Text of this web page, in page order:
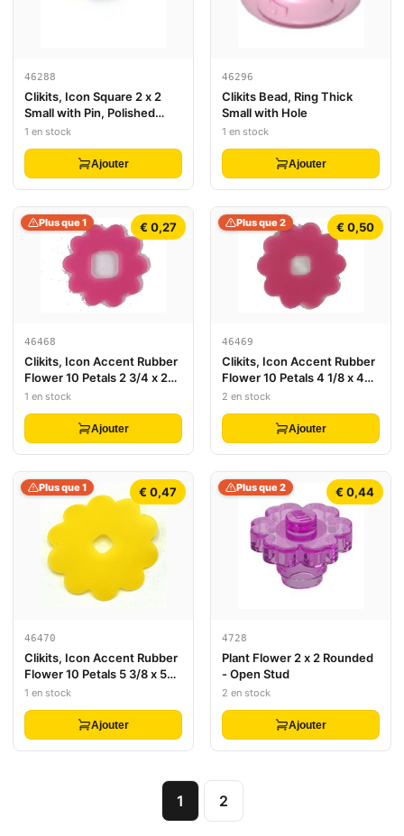
46288
Clikits, Icon Square 2 x 2
Small with Pin, Polished
(Transparent Colors Only)
1 en stock
Ajouter
46296
Clikits Bead, Ring Thick
Small with Hole
1 en stock
Ajouter
€ 0,27
Plus que 1
46468
Clikits, Icon Accent Rubber
Flower 10 Petals 2 3/4 x 2
3/4
1 en stock
Ajouter
€ 0,50
Plus que 2
46469
Clikits, Icon Accent Rubber
Flower 10 Petals 4 1/8 x 4
1/8
2 en stock
Ajouter
€ 0,47
Plus que 1
46470
Clikits, Icon Accent Rubber
Flower 10 Petals 5 3/8 x 5
3/8
1 en stock
Ajouter
€ 0,44
Plus que 2
4728
Plant Flower 2 x 2 Rounded
- Open Stud
2 en stock
Ajouter
1 2